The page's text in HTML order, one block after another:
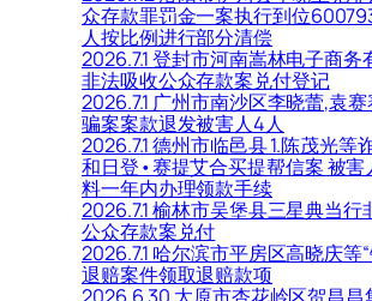
众存款罪罚金一案执行到位
人按比例进行部分清偿
2026.7.1 登封市河南嵩林电子商务
非法吸收公众存款案兑付登记
2026.7.1 广州市南沙区李晓蕾,袁
骗案案款退发被害人4人
2026.7.1 德州市临邑县 1.陈茂光等
和日登•赛提艾合买提帮信案 被害
料一年内办理领款手续
2026.7.1 榆林市吴堡县三星典当行
公众存款案兑付
2026.7.1 哈尔滨市平房区高晓庆等
退赔案件领取退赔款项